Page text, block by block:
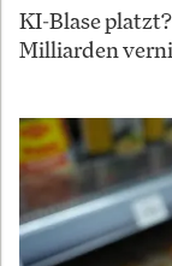
KI-Blase
Milliarden